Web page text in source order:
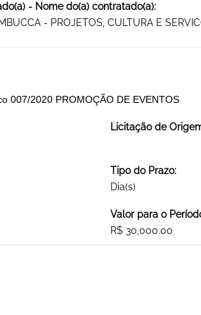
- Nome do(a) contratado(a):
- PROJETOS, CULTURA E
007/2020 PROMOÇÃO DE EVENTOS
Licitação de
Tipo do Prazo:
Dia(s)
Valor para o
R$ 30,000.00